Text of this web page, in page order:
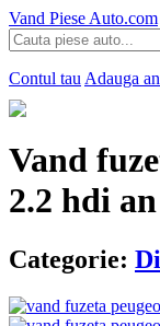
Vand Piese Auto.com
Contul tau Adauga
Vand
2.2 hdi
Categorie: